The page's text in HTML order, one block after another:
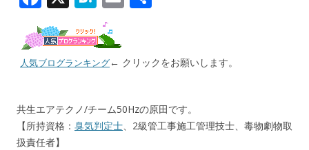
ac
e
b
o
k
at
e
n l
人気ブログランキング← クリックをお願いします。
共生エアテクノ/チーム50Hzの原田です。
【所持資格： 臭気判定士、2級管工事施工管理技士、毒物劇物取
扱責任者】